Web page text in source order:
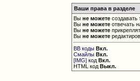
Ваши права в разделе
Выне можете создавать
Выне можете отвечать
Выне можете
Выне можете
BB коды Вкл.
Смайлы Вкл.
[IMG] кодВкл.
HTML кодВыкл.